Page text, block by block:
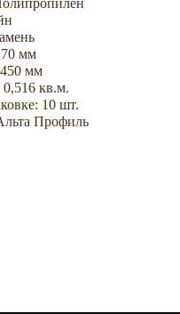
мм
мм
кв.м.
10 шт.
Профиль